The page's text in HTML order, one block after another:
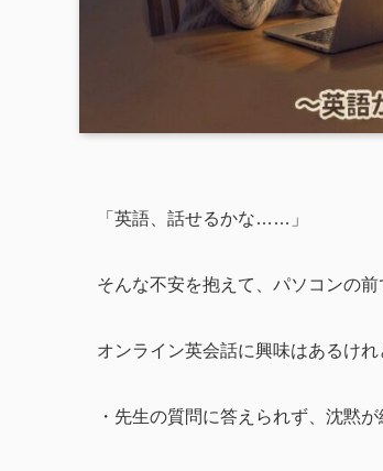
「英語、話せるかな……」
そんな不安を抱えて、パソコンの前
オンライン英会話に興味はあるけ
・先生の質問に答えられず、沈黙